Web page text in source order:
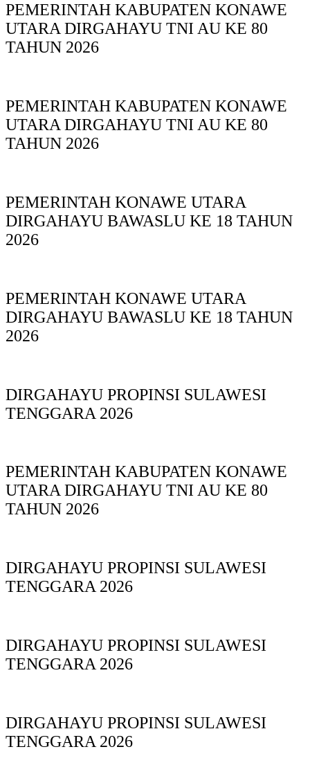
PEMERINTAH KABUPATEN KONAWE
UTARA DIRGAHAYU TNI AU KE 80
TAHUN 2026
PEMERINTAH KABUPATEN KONAWE
UTARA DIRGAHAYU TNI AU KE 80
TAHUN 2026
PEMERINTAH KONAWE UTARA
DIRGAHAYU BAWASLU KE 18 TAHUN
2026
PEMERINTAH KONAWE UTARA
DIRGAHAYU BAWASLU KE 18 TAHUN
2026
DIRGAHAYU PROPINSI SULAWESI
TENGGARA 2026
PEMERINTAH KABUPATEN KONAWE
UTARA DIRGAHAYU TNI AU KE 80
TAHUN 2026
DIRGAHAYU PROPINSI SULAWESI
TENGGARA 2026
DIRGAHAYU PROPINSI SULAWESI
TENGGARA 2026
DIRGAHAYU PROPINSI SULAWESI
TENGGARA 2026